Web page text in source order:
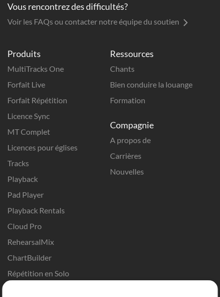
Produits
MultiTracks One
Forfait Live
Forfait Répétition
Licence Sync
MT Complet
Licences pour églises
Tracks
Playback
Pad Player
Playback Rentals
Cloud Pro
RehearsalMix
ChartBuilder
Répétition en Solo
Ressources
Chants
Bien conduire la louange
Formation
Compagnie
A propos de
Carrières
Nouvelles
Vous rencontrez des difficultés?
Voir les FAQs ou contacter notre équipe du soutien